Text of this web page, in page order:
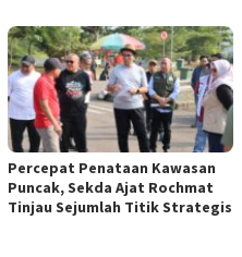
‎Percepat Penataan Kawasan
Puncak, Sekda Ajat Rochmat
Tinjau Sejumlah Titik Strategis